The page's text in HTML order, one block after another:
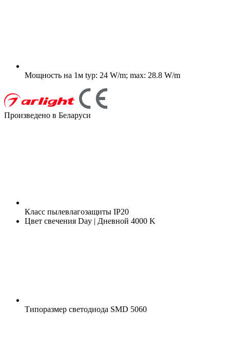
Мощность на 1м typ: 24 W/m; max: 28.8 W/m
Произведено в Беларуси
Класс пылевлагозащиты IP20
Цвет свечения Day | Дневной 4000 K
Типоразмер светодиода SMD 5060